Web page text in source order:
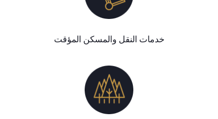
خدمات النقل والمسكن المؤقت